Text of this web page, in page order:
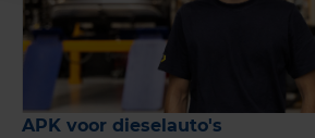
APK voor dieselauto's